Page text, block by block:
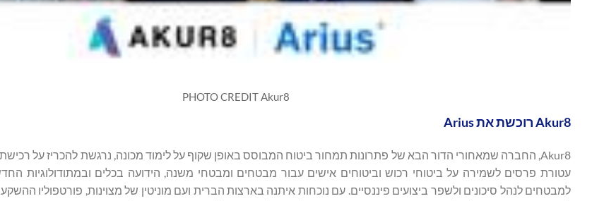
PHOTO CREDIT Akur8
Akur8 רוכשת את Arius
עטורת פרסים לשמירה על ביטוחי רכוש וביטוחים אישים עבור מבטחים ומבטחי משנה, הידועה בכלים ובמתודולוגיות